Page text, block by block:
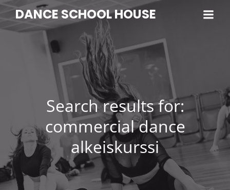
DANCE SCHOOL HOUSE
Search results for:
commercial dance
alkeiskurssi